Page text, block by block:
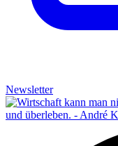
Newsletter